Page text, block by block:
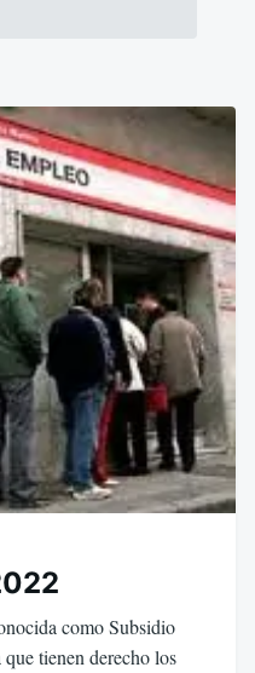
como Subsidio
tienen derecho los